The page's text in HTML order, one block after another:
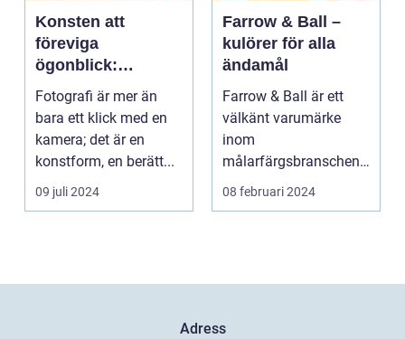
Konsten att
föreviga
ögonblick:
Fotografens värld
Fotografi är mer än
bara ett klick med en
kamera; det är en
konstform, en berätt...
09 juli 2024
Farrow & Ball –
kulörer för alla
ändamål
Farrow & Ball är ett
välkänt varumärke
inom
målarfärgsbranschen
s...
08 februari 2024
Adress